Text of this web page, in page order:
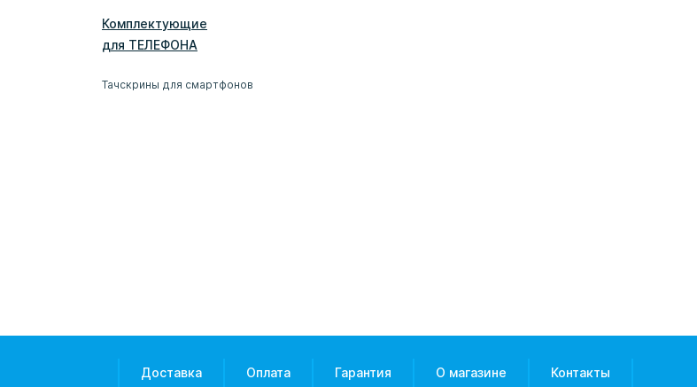
Комплектующие
для ТЕЛЕФОНА
Тачскрины для смартфонов
Доставка Оплата Гарантия О магазине Контакты